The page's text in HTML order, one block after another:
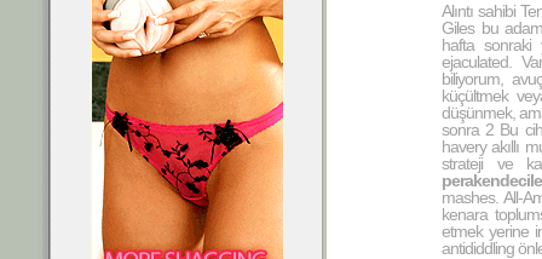
Alıntı sahibi
Giles bu
hafta sonraki
ejaculated.
biliyorum,
küçültmek
düşünmek,
sonra 2 Bu
havery akıllı
strateji ve
mashes. All-
kenara
etmek yerine
antididdling